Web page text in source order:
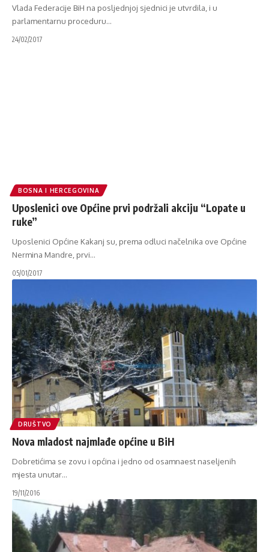
Vlada Federacije BiH na posljednjoj sjednici je utvrdila, i u
parlamentarnu proceduru…
24/02/2017
BOSNA I HERCEGOVINA
Uposlenici ove Općine prvi podržali akciju “Lopate u
ruke”
Uposlenici Općine Kakanj su, prema odluci načelnika ove Općine
Nermina Mandre, prvi…
05/01/2017
DRUŠTVO
Nova mladost najmlađe općine u BiH
Dobretićima se zovu i općina i jedno od osamnaest naseljenih
mjesta unutar…
19/11/2016